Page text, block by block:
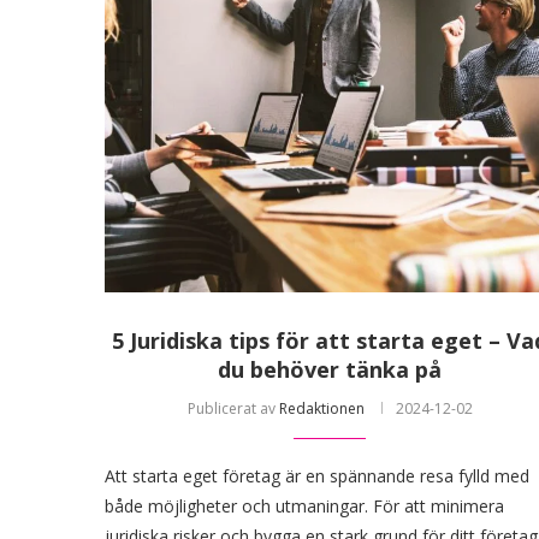
5 Juridiska tips för att starta eget –
du behöver tänka på
Publicerat av Redaktionen 2024-12-02
Att starta eget företag är en spännande resa fylld med
både möjligheter och utmaningar. För att minimera